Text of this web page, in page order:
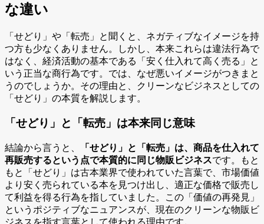
な違い
「せどり」や「転売」と聞くと、ネガティブなイメージを持
つ方も少なくありません。しかし、本来これらは違法行為で
はなく、経済活動の基本である「安く仕入れて高く売る」と
いう正当な商行為です。では、なぜ悪いイメージがつきまと
うのでしょうか。その理由と、クリーンなビジネスとしての
「せどり」の本質を解説します。
「せどり」と「転売」は本来同じ意味
結論から言うと、
「せどり」と「転売」は、商品を仕入れて
再販売するという点で本質的に同じ物販ビジネスです。もと
もと「せどり」は古本業界で使われていた言葉で、市場価値
より安く売られている本を見つけ出し、適正な価格で販売し
て利益を得る行為を指していました。この「価値の再発見」
というポジティブなニュアンスが、現在のクリーンな物販ビ
ジネスを指す言葉として使われる理由です。